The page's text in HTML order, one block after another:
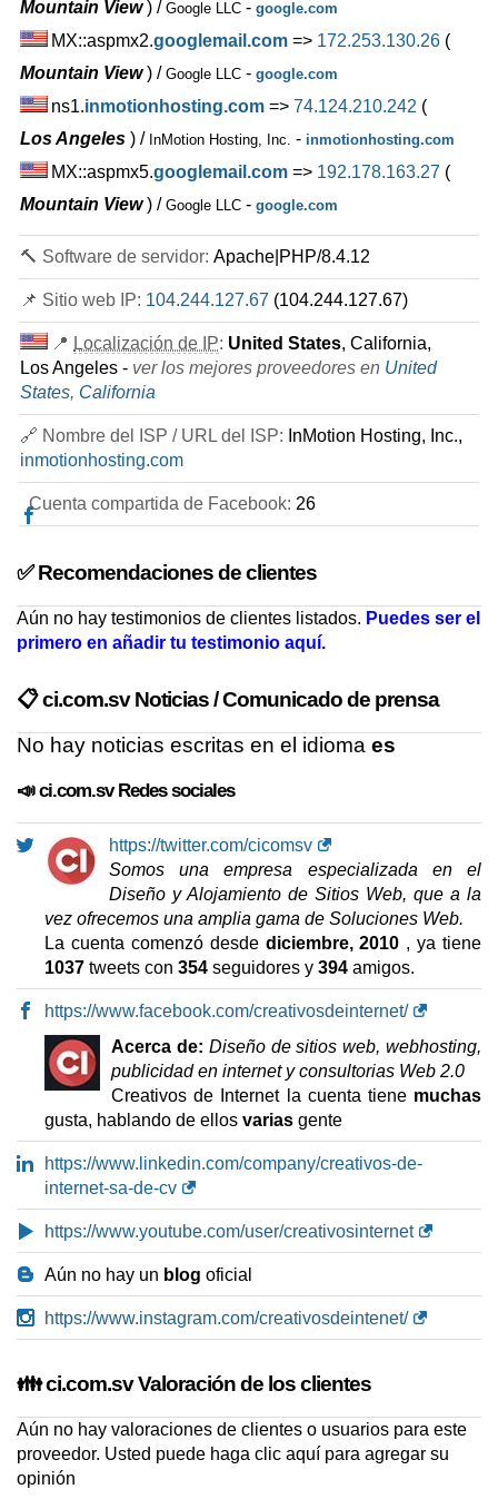
Mountain View) / Google LLC - google.com
MX::aspmx2.googlemail.com => 172.253.130.26 (
Mountain View) / Google LLC - google.com
ns1.inmotionhosting.com => 74.124.210.242 (
Los Angeles ) / InMotion Hosting, Inc. - inmotionhosting.com
MX::aspmx5.googlemail.com => 192.178.163.27 (
Mountain View) / Google LLC - google.com
🔨 Software de servidor: Apache|PHP/8.4.12
📌 Sitio web IP: 104.244.127.67 (104.244.127.67)
📍 Localización de IP: United States, California,
Los Angeles - ver los mejores proveedores en United
States, California
🔗 Nombre del ISP / URL del ISP: InMotion Hosting, Inc.,
inmotionhosting.com
Cuenta compartida de Facebook: 26
✅ Recomendaciones de clientes
Aún no hay testimonios de clientes listados. Puedes ser el
primero en añadir tu testimonio aquí.
📋 ci.com.sv Noticias / Comunicado de prensa
No hay noticias escritas en el idioma es
📣 ci.com.sv Redes sociales
https://twitter.com/cicomsv
Somos una empresa especializada en el
Diseño y Alojamiento de Sitios Web, que a la
vez ofrecemos una amplia gama de Soluciones Web.
La cuenta comenzó desde diciembre, 2010 , ya tiene
1037 tweets con 354 seguidores y 394 amigos.
https://www.facebook.com/creativosdeinternet/
Acerca de: Diseño de sitios web, webhosting,
publicidad en internet y consultorias Web 2.0
Creativos de Internet la cuenta tiene muchas
gusta, hablando de ellos varias gente
https://www.linkedin.com/company/creativos-de-
internet-sa-de-cv
https://www.youtube.com/user/creativosinternet
Aún no hay un blog oficial
https://www.instagram.com/creativosdeintenet/
👪 ci.com.sv Valoración de los clientes
Aún no hay valoraciones de clientes o usuarios para este
proveedor. Usted puede haga clic aquí para agregar su
opinión